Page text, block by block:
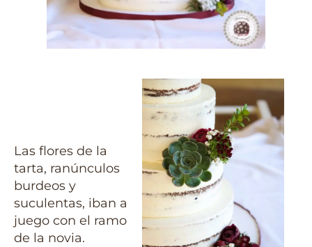
Las flores de la
tarta, ranúnculos
burdeos y
suculentas, iban a
juego con el ramo
de la novia.